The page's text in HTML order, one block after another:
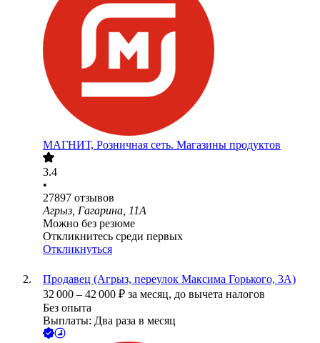
МАГНИТ, Розничная сеть. Магазины продуктов
3.4
•
27897 отзывов
Агрыз, Гагарина, 11А
Можно без резюме
Откликнитесь среди первых
Откликнуться
Продавец (Агрыз, переулок Максима Горького, 3А)
32 000 – 42 000 ₽ за месяц, до вычета налогов
Без опыта
Выплаты: Два раза в месяц